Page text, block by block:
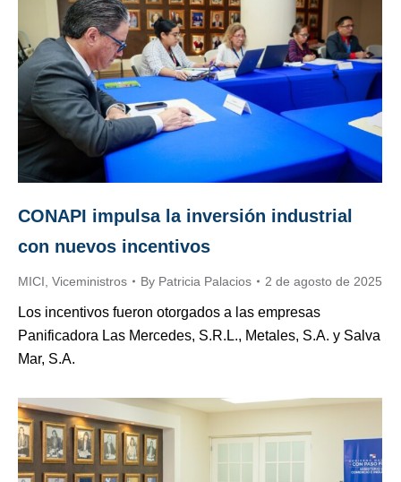
CONAPI impulsa la inversión industrial
con nuevos incentivos
MICI Viceministros By Patricia Palacios 2 de agosto de 2025
Los incentivos fueron otorgados a las empresas
Panificadora Las Mercedes, S.R.L., Metales, S.A. y Salva
Mar, S.A.